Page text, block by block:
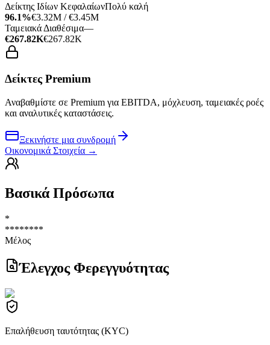
Δείκτης Ιδίων ΚεφαλαίωνΠολύ καλή
96.1%€3.32M / €3.45M
Ταμειακά Διαθέσιμα—
€267.82K€267.82K
Δείκτες Premium
Αναβαθμίστε σε Premium για EBITDA, μόχλευση, ταμειακές ροές
και αναλυτικές καταστάσεις.
Ξεκινήστε μια συνδρομή
Οικονομικά Στοιχεία →
Βασικά Πρόσωπα
*
********
Μέλος
Έλεγχος Φερεγγυότητας
Επαλήθευση ταυτότητας (KYC)